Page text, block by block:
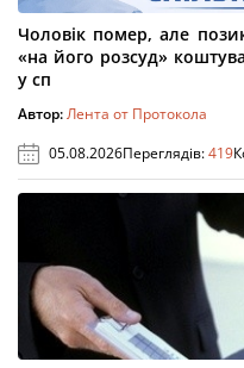
Чоловік помер, але
«на його розсуд»
у сп
Автор:Лента от Протокола
05.08.2026Переглядів:419